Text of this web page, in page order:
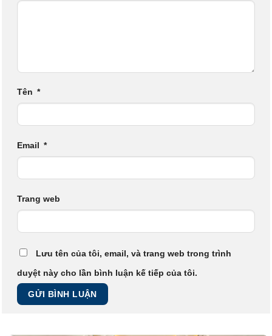
Tên *
Email *
Trang web
Lưu tên của tôi, email, và trang web trong trình
duyệt này cho lần bình luận kế tiếp của tôi.